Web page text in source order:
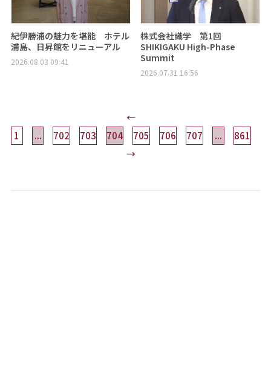
紀伊勝浦の魅力を堪能 ホテル
浦島、日昇館をリニューアル
2026.08.03 09:41
株式会社識学 第1回
SHIKIGAKU High-Phase
Summit
2026.07.31 16:56
←
1
... 702 703 704 705 706 707 ...
861
→